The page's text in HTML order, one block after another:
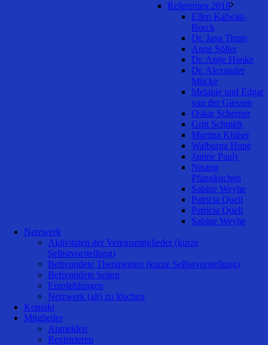
Referenten 2018
Ellen Kalwait-
Borck
Dr. Jana Timm
Anne Söller
Dr. Antje Hanke
Dr. Alexander
Mücke
Melanie und Edgar
van der Giessen
Oskar Scherner
Gritt Schmidt
Martina Klüber
Walburga Hupe
Janine Pauly
Nisang
Pfannkuchen
Sabine Weyhe
Patricia Quell
Patricia Quell
Sabine Weyhe
Netzwerk
Aktivitäten der Vereinsmitglieder (kurze
Selbstvorstellung)
Befreundete Therapeuten (kurze Selbstvorstellung)
Befreundete Seiten
Empfehlungen
Netzwerk (alt) zu löschen
Kontakt
Mitglieder
Anmelden
Registrieren